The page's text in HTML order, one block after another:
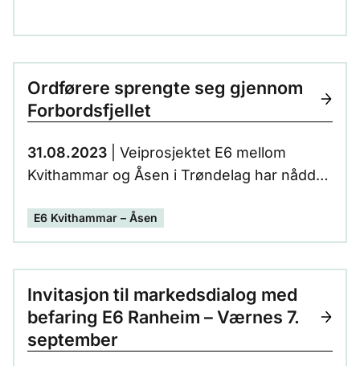
meste av nytten for trafikantene. Selskapet
har analysert hva som er de viktigste
utfordringene på våre veier. Disse
analysene er grunnlaget for å løse de
viktigste utfordringene med lønnsomme
tiltak først.
Ordførere sprengte seg gjennom
Forbordsfjellet
31.08.2023 | Veiprosjektet E6 mellom
Kvithammar og Åsen i Trøndelag har nådd
tunnel, gjennom Forbordsfjellet, har hatt
gjennomslag. Den siste salven ble skutt av
ordførerne Eli Arnstad i Stjørdal kommune
og Anita Sand i Levanger kommune.
E6 Kvithammar – Åsen
Invitasjon til markedsdialog med
befaring E6 Ranheim – Værnes 7.
september